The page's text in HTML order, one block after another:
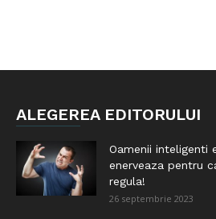
ALEGEREA EDITORULUI
Oamenii inteligenti
enerveaza pentru
regula!
26 septembrie 2023